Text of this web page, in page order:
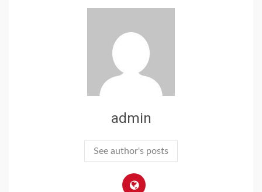
admin
See author's posts